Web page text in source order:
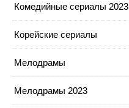
Комедийные сериалы 2023
Корейские сериалы
Мелодрамы
Мелодрамы 2023